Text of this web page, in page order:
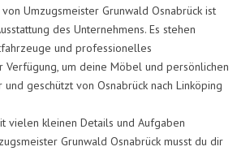
Umzugsmeister Grunwald Osnabrück ist
des Unternehmens. Es stehen
und professionelles
Verfügung, um deine Möbel und persönlichen
und geschützt von Osnabrück nach Linköping
vielen kleinen Details und Aufgaben
Grunwald Osnabrück musst du dir